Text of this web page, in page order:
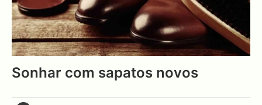
Sonhar com sapatos novos